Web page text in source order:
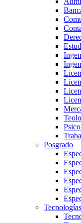
Posgrado
Tecnologías